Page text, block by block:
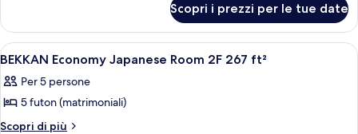
Room
Standard
Family
Room
Scopri i prezzi per le tue date
Apri
tutte
le
foto
per
Una camera tradizionale
1
BEKKAN Economy Japanese Room 2F 267 ft²
Per 5 persone
5 futon (matrimoniali)
Scopri di più
Altri